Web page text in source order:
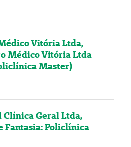
Vitória Ltda,
Médico Vitória Ltda
Master)
Clínica Geral Ltda,
Fantasia: Policlínica